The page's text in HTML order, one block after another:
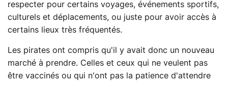
respecter pour certains voyages, événements sportifs,
culturels et déplacements, ou juste pour avoir accès à
certains lieux très fréquentés.
Les pirates ont compris qu'il y avait donc un nouveau
marché à prendre. Celles et ceux qui ne veulent pas
être vaccinés ou qui n'ont pas la patience d'attendre